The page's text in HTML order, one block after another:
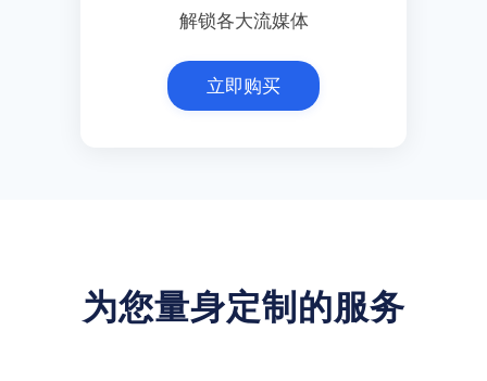
解锁各大流媒体
立即购买
为您量身定制的服务